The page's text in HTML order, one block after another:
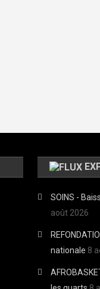
SOINS -
août 2026
nationale 8